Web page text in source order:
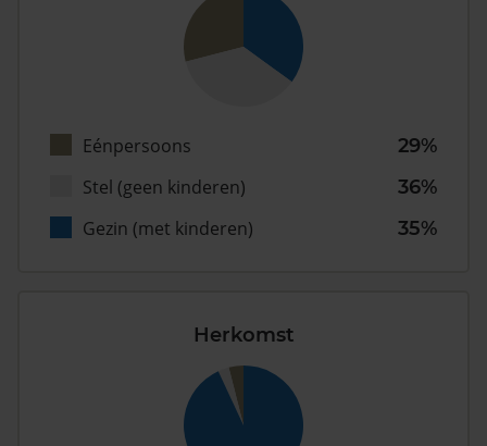
Eénpersoons
29%
Stel (geen kinderen)
36%
Gezin (met kinderen)
35%
Herkomst